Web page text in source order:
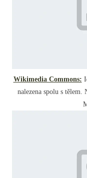
Wikimedia Commons:
nalezena spolu s